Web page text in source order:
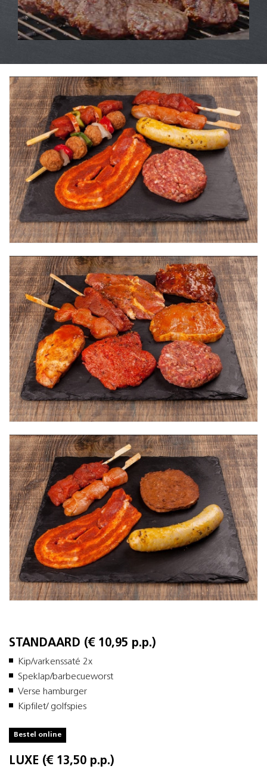
STANDAARD (€ 10,95 p.p.)
Kip/varkenssaté 2x
Speklap/barbecueworst
Verse hamburger
Kipfilet/ golfspies
Bestel online
LUXE (€ 13,50 p.p.)